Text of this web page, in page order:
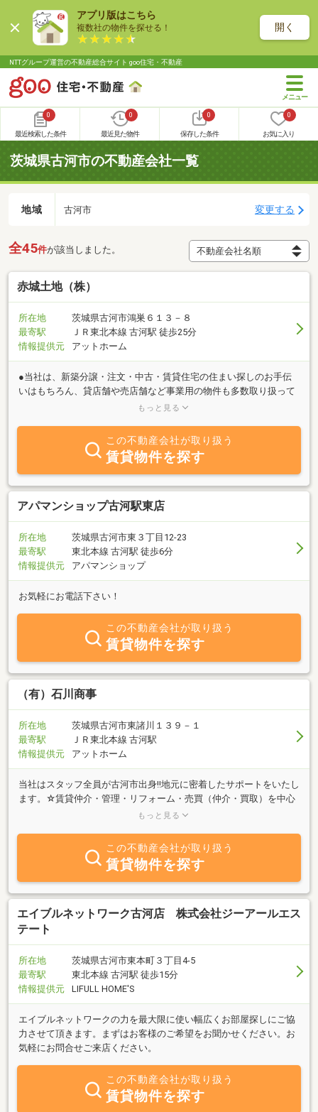
アプリ版はこちら
複数社の物件を探せる！ 開く
NTTグループ運営の不動産総合サイト goo住宅・不動産
0
最近検索した条件
0
最近見た物件
0
保存した条件
0
お気に入り
茨城県古河市の不動産会社一覧
地域 古河市 変更する
全45件が該当しました。
赤城土地（株）
所在地
茨城県古河市鴻巣６１３－８
最寄駅
ＪＲ東北本線 古河駅 徒歩25分
情報提供元
アットホーム
●当社は、新築分譲・注文・中古・賃貸住宅の住まい探しのお手伝
いはもちろん、貸店舗や売店舗など事業用の物件も多数取り扱って
おります。●注文住宅、分譲住宅ともに、発泡断熱吹き付けが標準
望の学区等でお探しのかたはぜひお問合わせ下さい。●店頭でのみ
ご紹介している土地情報もございますのでお気軽にお問い合わせ下
もっと見る
この不動産会社が取り扱う
賃貸物件を探す
アパマンショップ古河駅東店
所在地
茨城県古河市東３丁目12-23
最寄駅
東北本線 古河駅 徒歩6分
情報提供元
アパマンショップ
お気軽にお電話下さい！
この不動産会社が取り扱う
賃貸物件を探す
（有）石川商事
所在地
茨城県古河市東諸川１３９－１
最寄駅
ＪＲ東北本線 古河駅
情報提供元
アットホーム
当社はスタッフ全員が古河市出身!!地元に密着したサポートをいたし
ます。☆賃貸仲介・管理・リフォーム・売買（仲介・買取）を中心
に当社物件に加え、貸主様への交渉を行ないますので色々とご相談
改築をはじめ、外構・エクステリアの相談、承ります。お客様のニ
ーズにあった住まい探しや売買をスタッフ全員が、一生懸命お手伝
いさせていただきます。「売りたい」「買いたい」「借りたい」
「貸したい」等、不動産に関する質問は何でもお気軽にご相談くだ
さい。スタッフ一同、お客様のご来店を心よりお待ちしておりま
す。
もっと見る
この不動産会社が取り扱う
賃貸物件を探す
エイブルネットワーク古河店 株式会社ジーアールエス
テート
所在地
茨城県古河市東本町３丁目4-5
最寄駅
東北本線 古河駅 徒歩15分
情報提供元
LIFULL HOME'S
エイブルネットワークの力を最大限に使い幅広くお部屋探しにご協
力させて頂きます。まずはお客様のご希望をお聞かせください。お
気軽にお問合せご来店ください。
この不動産会社が取り扱う
賃貸物件を探す